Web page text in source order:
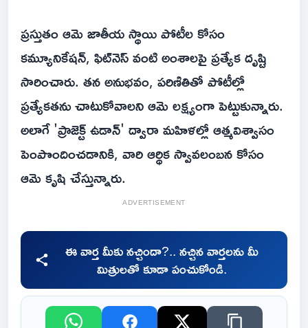
ప్రస్తుతం ఆమె జాతీయ స్థాయి పోటీల కోసం
కమ్యూనికేషన్, ఫిట్‌నెస్ వంటి అంశాలపై ప్రత్యేక దృష్టి
సారించారు. తన అనుభవం, పరిణితితో పోటీల్లో
ప్రత్యేకతను చాటుకోవాలని ఆమె లక్ష్యంగా పెట్టుకున్నారు.
అలాగే 'ప్రాజెక్ట్ ఉడాన్' ద్వారా మహిళల్లో ఆత్మవిశ్వాసం
పెంపొందించడానికి, వారి ఆర్థిక స్వావలంబన కోసం
ఆమె కృషి చేస్తున్నారు.
ADVERTISEMENT
ఈ వార్త మీకు నచ్చిందా?.. నచ్చిన వార్తలను మీ
మిత్రులతో కూడా పంచుకోండి.